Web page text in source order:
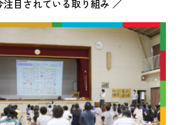
注目されている取り組み ／